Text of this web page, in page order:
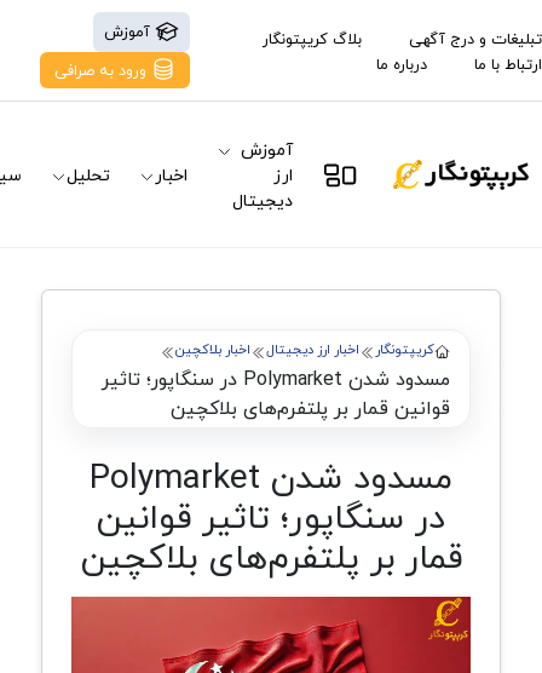
تبلیغات و درج آگهی
بلاگ کریپتونگار
ارتباط با ما
درباره ما
آموزش
ورود به صرافی
آموزش
ارز
دیجیتال
اخبار تحلیل
کریپتونگار اخبار ارز دیجیتال اخبار بلاکچین
مسدود شدن Polymarket در سنگاپور؛ تاثیر
قوانین قمار بر پلتفرم‌های بلاکچین
مسدود شدن Polymarket
در سنگاپور؛ تاثیر قوانین
قمار بر پلتفرم‌های بلاکچین